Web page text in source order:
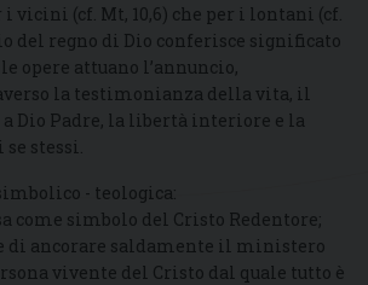
vicini (cf. Mt, 10,6) che per i lontani (cf.
del regno di Dio conferisce significato
opere attuano l’annuncio,
la testimonianza della vita, il
Dio Padre, la libertà interiore e la
stessi.
- teologica:
come simbolo del Cristo Redentore;
di ancorare saldamente il ministero
vivente del Cristo dal quale tutto è